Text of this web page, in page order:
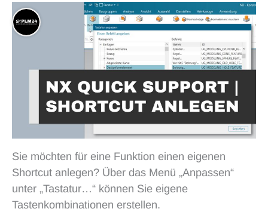
Sie möchten für eine Funktion einen eigenen
Shortcut anlegen? Über das Menü „Anpassen“
unter „Tastatur…“ können Sie eigene
Tastenkombinationen erstellen.